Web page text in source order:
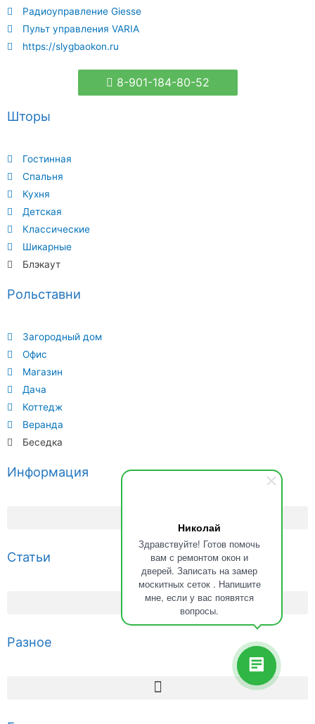
Николай
Здравствуйте! Готов помочь
вам с ремонтом окон и
дверей. Записать на замер
москитных сеток . Напишите
мне, если у вас появятся
вопросы.
Рольставни
Загородный дом
Офис
Магазин
Дача
Коттедж
Веранда
Беседка
Шторы
Гостинная
Спальня
Кухня
Детская
Классические
Шикарные
Блэкаут
Радиоуправление Giesse
Пульт управления VARIA
https://slygbaokon.ru
8-901-184-80-52
Информация
Статьи
Разное